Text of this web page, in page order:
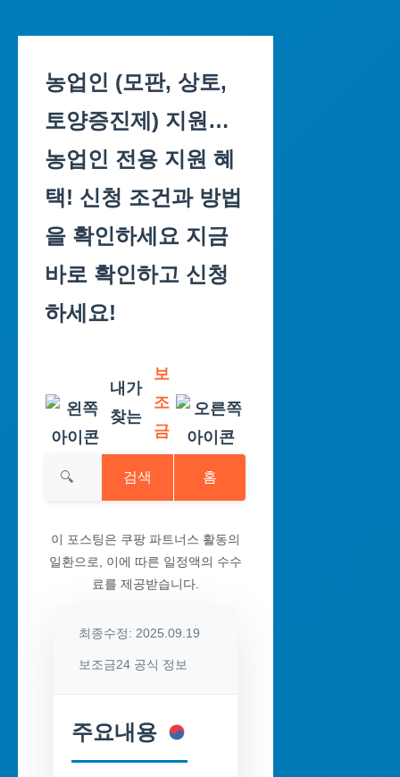
content
농업인 (모판, 상토,
토양증진제) 지원…
농업인 전용 지원 혜
택! 신청 조건과 방법
을 확인하세요 지금
바로 확인하고 신청
하세요!
내가
찾는
보
조
금
검색 홈
이 포스팅은 쿠팡 파트너스 활동의
일환으로, 이에 따른 일정액의 수수
료를 제공받습니다.
최종수정: 2025.09.19
보조금24 공식 정보
주요내용